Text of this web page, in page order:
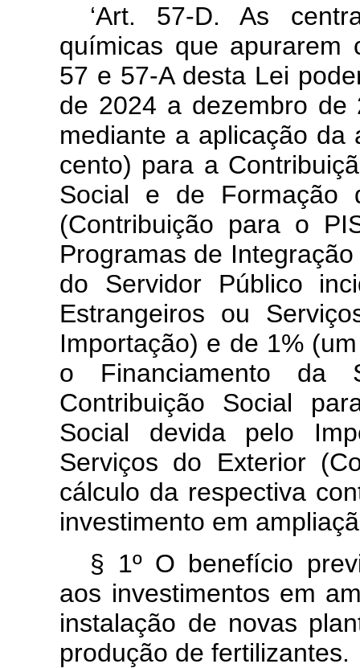
‘Art. 57-D. As
químicas que apurarem
57 e 57-A desta Lei
de 2024 a dezembro de
mediante a aplicação da
cento) para a
Social e de Formação
(Contribuição para o
Programas de
do Servidor Público
Estrangeiros ou
Importação) e de 1%
o Financiamento da
Contribuição Social
Social devida pelo
Serviços do Exterior
cálculo da respectiva
investimento em
§ 1º O benefício
aos investimentos em
instalação de novas
produção de fertilizantes.